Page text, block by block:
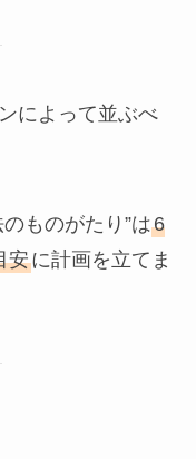
によって並ぶべ
ものがたり”は6
安に計画を立てま